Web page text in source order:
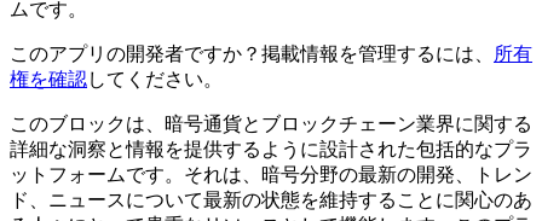
ムです。
このアプリの開発者ですか？掲載情報を管理するには、
所有
権を確認してください。
このブロックは、暗号通貨とブロックチェーン業界に関する
詳細な洞察と情報を提供するように設計された包括的なプラ
ットフォームです。それは、暗号分野の最新の開発、トレン
ド、ニュースについて最新の状態を維持することに関心のあ